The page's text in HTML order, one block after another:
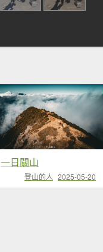
一日關山
登山的人 2025-05-20